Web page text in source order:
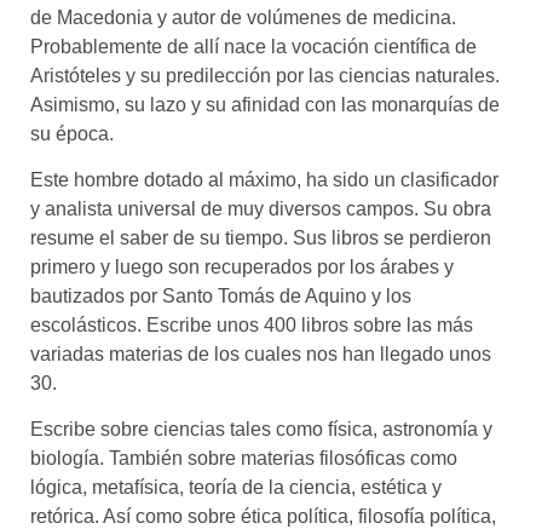
de Macedonia y autor de volúmenes de medicina.
Probablemente de allí nace la vocación científica de
Aristóteles y su predilección por las ciencias naturales.
Asimismo, su lazo y su afinidad con las monarquías de
su época.
Este hombre dotado al máximo, ha sido un clasificador
y analista universal de muy diversos campos. Su obra
resume el saber de su tiempo. Sus libros se perdieron
primero y luego son recuperados por los árabes y
bautizados por Santo Tomás de Aquino y los
escolásticos. Escribe unos 400 libros sobre las más
variadas materias de los cuales nos han llegado unos
30.
Escribe sobre ciencias tales como física, astronomía y
biología. También sobre materias filosóficas como
lógica, metafísica, teoría de la ciencia, estética y
retórica. Así como sobre ética política, filosofía política,